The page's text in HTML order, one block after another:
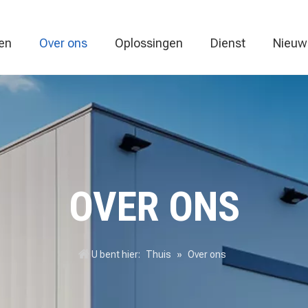
Over ons Oplossingen Dienst
OVER ONS
U bent hier: Thuis » Over ons